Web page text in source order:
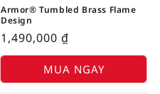
Armor® Tumbled Brass Flame
Design
1,490,000 ₫
MUA NGAY